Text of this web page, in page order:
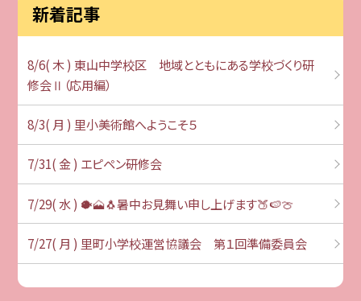
新着記事
8/6( 木 ) 東山中学校区 地域とともにある学校づくり研
修会Ⅱ（応用編）
8/3( 月 ) 里小美術館へようこそ５
7/31( 金 ) エピペン研修会
7/29( 水 ) 🐡🗻🐧暑中お見舞い申し上げます🍑🍉🍈
7/27( 月 ) 里町小学校運営協議会 第１回準備委員会